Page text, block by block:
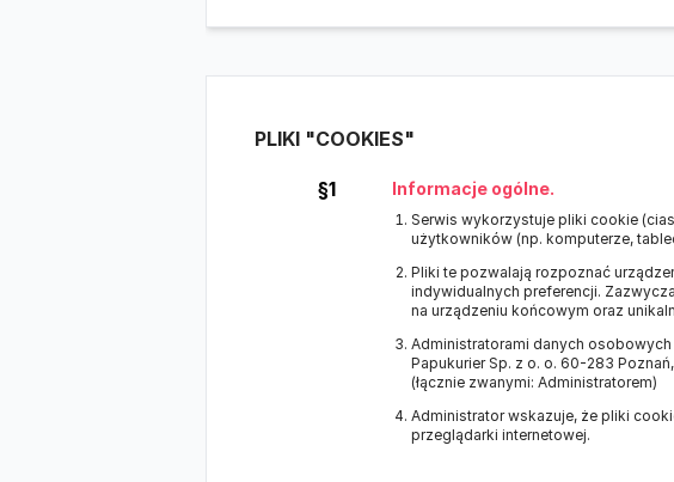
PLIKI "COOKIES"
§1 Informacje ogólne.
Serwis wykorzystuje pliki cookie
użytkowników (np. komputerze,
Pliki te pozwalają rozpoznać
indywidualnych preferencji.
na urządzeniu końcowym oraz
Administratorami danych
Papukurier Sp. z o. o. 60-283
(łącznie zwanymi: Administratorem)
Administrator wskazuje, że pliki
przeglądarki internetowej.